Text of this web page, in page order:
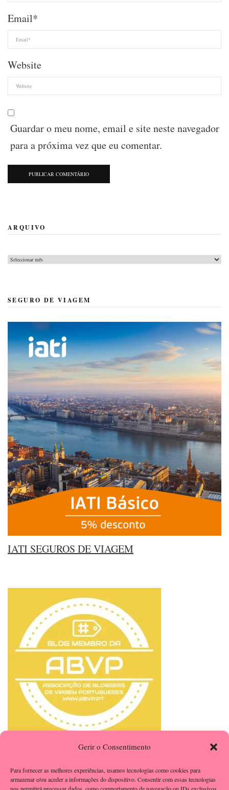
Gerir o Consentimento
Para fornecer as melhores experiências, usamos tecnologias como cookies para
armazenar e/ou aceder a informações do dispositivo. Consentir com essas tecnologias
Email*
Website
Guardar o meu nome, email e site neste navegador
para a próxima vez que eu comentar.
ARQUIVO
Arquivo
SEGURO DE VIAGEM
IATI SEGUROS DE VIAGEM